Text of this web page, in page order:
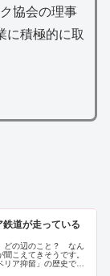
協会の理事
に積極的に取
道が走っている
どの辺のこと？ なん
こえてきそうです。
リア抑留」の歴史であ